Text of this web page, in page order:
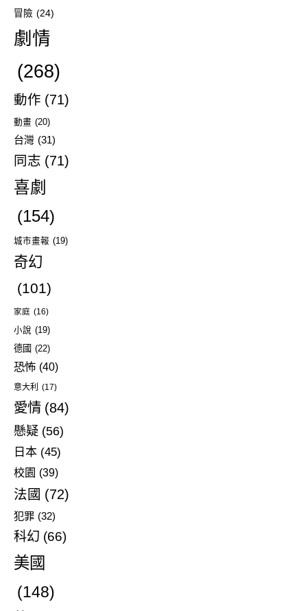
冒險 (24)
劇情
(268)
動作 (71)
動畫 (20)
台灣 (31)
同志 (71)
喜劇
(154)
城市畫報 (19)
奇幻
(101)
家庭 (16)
小說 (19)
德國 (22)
恐怖 (40)
意大利 (17)
愛情 (84)
懸疑 (56)
日本 (45)
校園 (39)
法國 (72)
犯罪 (32)
科幻 (66)
美國
(148)